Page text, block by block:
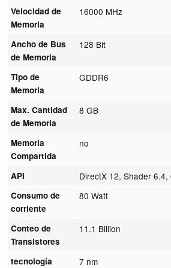
Velocidad de
Memoria
16000 MHz
Ancho de Bus
de Memoria
128 Bit
Tipo de
Memoria
GDDR6
Max. Cantidad
de Memoria
8 GB
Memoria
Compartida
no
API DirectX 12, Shader
Consumo de
corriente
80 Watt
Conteo de
Transistores
11.1 Billion
tecnología 7 nm